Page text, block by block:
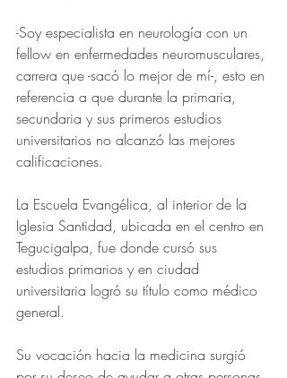
-Soy especialista en neurología con un
fellow en enfermedades neuromusculares,
carrera que -sacó lo mejor de mí-, esto en
referencia a que durante la primaria,
secundaria y sus primeros estudios
universitarios no alcanzó las mejores
calificaciones.
La Escuela Evangélica, al interior de la
Iglesia Santidad, ubicada en el centro en
Tegucigalpa, fue donde cursó sus
estudios primarios y en ciudad
universitaria logró su título como médico
general.
Su vocación hacia la medicina surgió